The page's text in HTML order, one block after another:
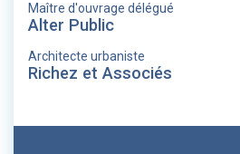
Maître d'ouvrage délégué
Alter Public
Architecte urbaniste
Richez et Associés